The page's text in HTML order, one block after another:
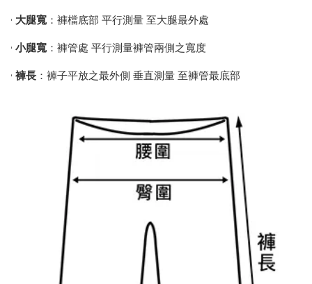
• 大腿寬 ：褲檔底部 平行測量 至大腿最外處
• 小腿寬 ：褲管處 平行測量褲管兩側之寬度
• 褲長 ：褲子平放之最外側 垂直測量 至褲管最底部